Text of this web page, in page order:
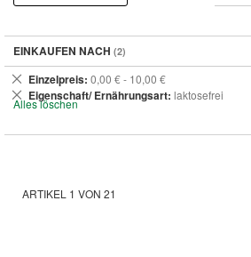
ARTIKEL 1 VON 21
EINKAUFEN NACH
Einzelpreis 0,00 € - 10,00 €
Dies
entfernen
Eigenschaft/ Ernährungsart laktosefrei
Dies
entfernen
Alles löschen